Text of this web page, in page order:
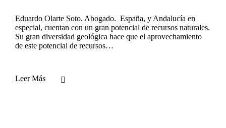
Eduardo Olarte Soto. Abogado. España, y Andalucía en
especial, cuentan con un gran potencial de recursos naturales.
Su gran diversidad geológica hace que el aprovechamiento
de este potencial de recursos…
Leer Más